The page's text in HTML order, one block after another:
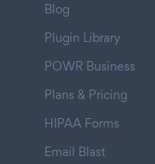
Blog
Plugin Library
POWR Business
Plans & Pricing
HIPAA Forms
Email Blast